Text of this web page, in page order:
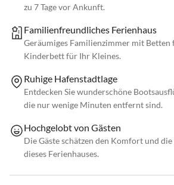
zu 7 Tage vor Ankunft.
Familienfreundliches Ferienhaus
Geräumiges Familienzimmer mit
Kinderbett für Ihr Kleines.
Ruhige Hafenstadtlage
Entdecken Sie wunderschöne
die nur wenige Minuten entfernt sind.
Hochgelobt von Gästen
Die Gäste schätzen den Komfort und
dieses Ferienhauses.